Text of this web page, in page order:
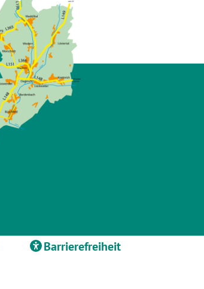
Barrierefreiheit